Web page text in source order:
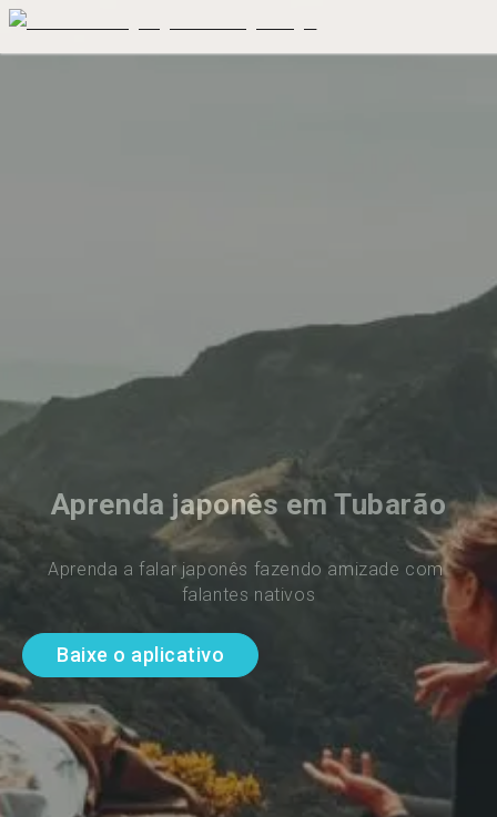
Aprenda japonês em Tubarão
Aprenda a falar japonês fazendo amizade com
falantes nativos
Baixe o aplicativo